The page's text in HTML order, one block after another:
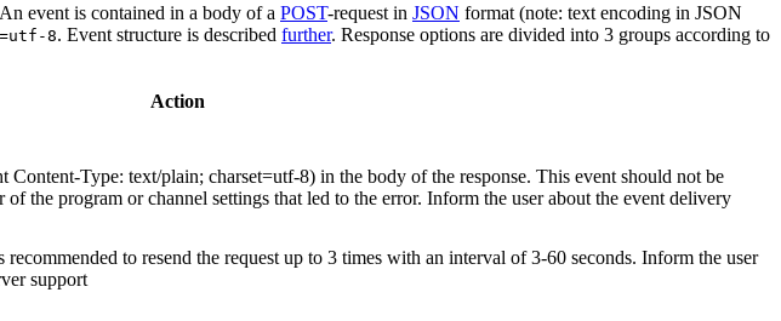
event is contained in a body of a POST-request in JSON format (note: text encoding in JSON
8. Event structure is described further. Response options are divided into 3 groups according to
Action
Type: text/plain; charset=utf-8) in the body of the response. This event should not be
the program or channel settings that led to the error. Inform the user about the event delivery
to resend the request up to 3 times with an interval of 3-60 seconds. Inform the user
support